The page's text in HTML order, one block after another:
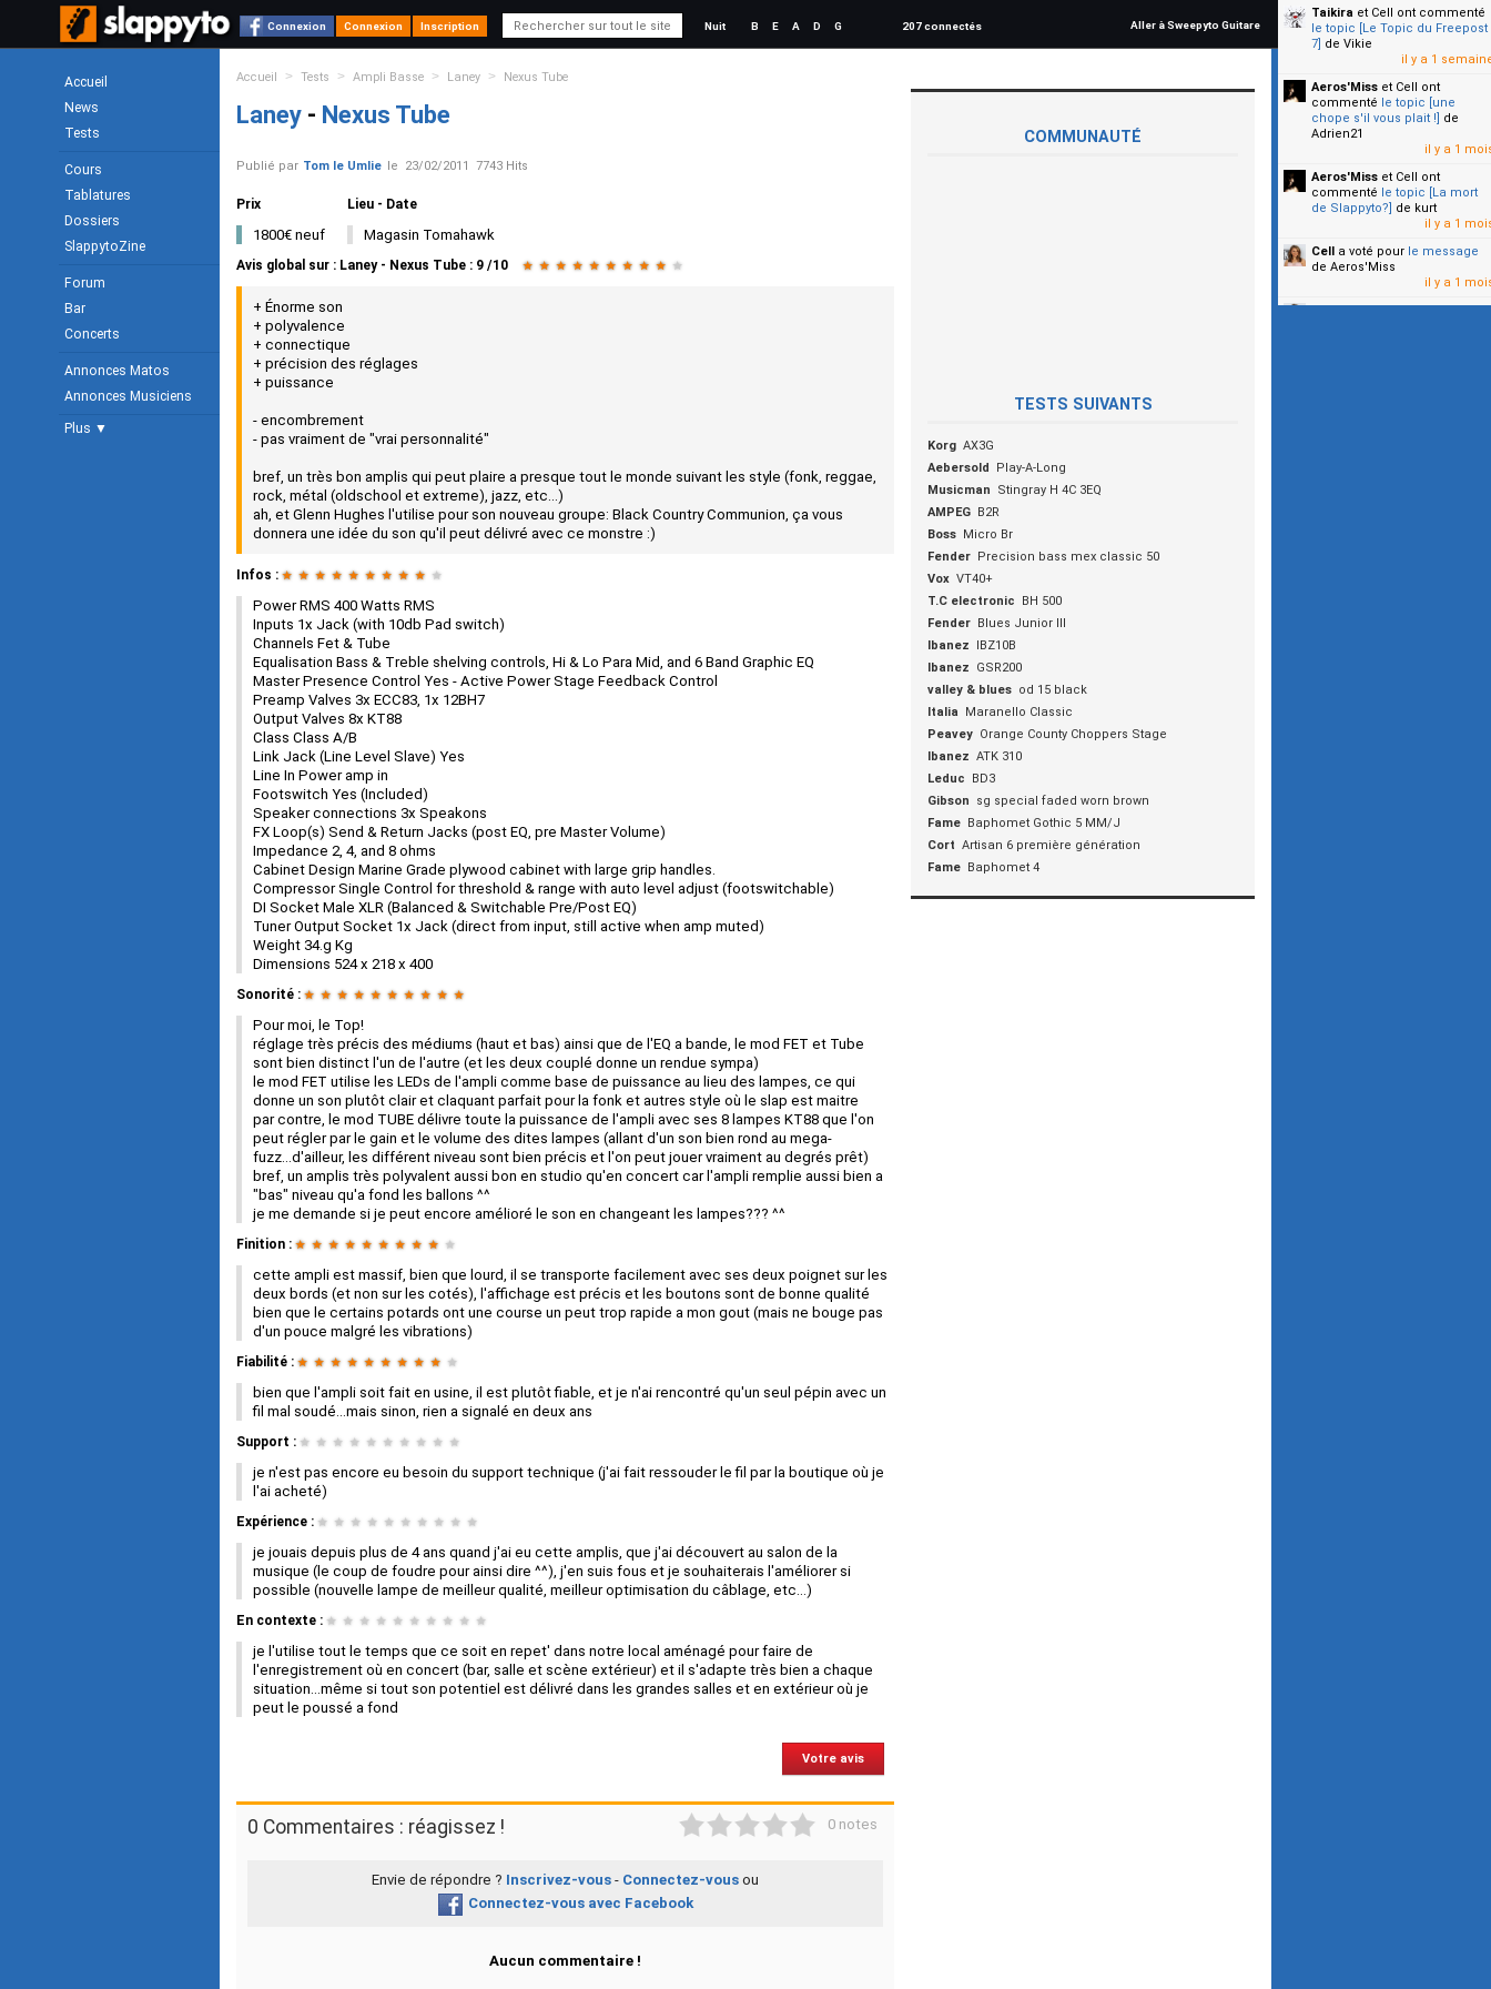
Connexion Connexion Inscription Nuit B E A D G 207 connectés Aller à Sweepyto Guitare
Accueil
News
Tests
Cours
Tablatures
Dossiers
SlappytoZine
Forum
Bar
Concerts
Annonces Matos
Annonces Musiciens
Plus ▼
Accueil > Tests > Ampli Basse > Laney > Nexus Tube
Laney - Nexus Tube
Publié par Tom le Umlie le 23/02/2011 7743 Hits
Prix
1800€ neuf
Lieu - Date
Magasin Tomahawk
Avis global sur : Laney - Nexus Tube : 9 /10 ★ ★ ★ ★ ★ ★ ★ ★ ★ ★
+ Énorme son
+ polyvalence
+ connectique
+ précision des réglages
+ puissance
- encombrement
- pas vraiment de "vrai personnalité"
bref, un très bon amplis qui peut plaire a presque tout le monde suivant les style (fonk, reggae,
rock, métal (oldschool et extreme), jazz, etc...)
ah, et Glenn Hughes l'utilise pour son nouveau groupe: Black Country Communion, ça vous
donnera une idée du son qu'il peut délivré avec ce monstre :)
Infos : ★ ★ ★ ★ ★ ★ ★ ★ ★ ★
Power RMS 400 Watts RMS
Inputs 1x Jack (with 10db Pad switch)
Channels Fet & Tube
Equalisation Bass & Treble shelving controls, Hi & Lo Para Mid, and 6 Band Graphic EQ
Master Presence Control Yes - Active Power Stage Feedback Control
Preamp Valves 3x ECC83, 1x 12BH7
Output Valves 8x KT88
Class Class A/B
Link Jack (Line Level Slave) Yes
Line In Power amp in
Footswitch Yes (Included)
Speaker connections 3x Speakons
FX Loop(s) Send & Return Jacks (post EQ, pre Master Volume)
Impedance 2, 4, and 8 ohms
Cabinet Design Marine Grade plywood cabinet with large grip handles.
Compressor Single Control for threshold & range with auto level adjust (footswitchable)
DI Socket Male XLR (Balanced & Switchable Pre/Post EQ)
Tuner Output Socket 1x Jack (direct from input, still active when amp muted)
Weight 34.g Kg
Dimensions 524 x 218 x 400
Sonorité : ★ ★ ★ ★ ★ ★ ★ ★ ★ ★
Pour moi, le Top!
réglage très précis des médiums (haut et bas) ainsi que de l'EQ a bande, le mod FET et Tube
sont bien distinct l'un de l'autre (et les deux couplé donne un rendue sympa)
le mod FET utilise les LEDs de l'ampli comme base de puissance au lieu des lampes, ce qui
donne un son plutôt clair et claquant parfait pour la fonk et autres style où le slap est maitre
par contre, le mod TUBE délivre toute la puissance de l'ampli avec ses 8 lampes KT88 que l'on
peut régler par le gain et le volume des dites lampes (allant d'un son bien rond au mega-
fuzz...d'ailleur, les différent niveau sont bien précis et l'on peut jouer vraiment au degrés prêt)
bref, un amplis très polyvalent aussi bon en studio qu'en concert car l'ampli remplie aussi bien a
"bas" niveau qu'a fond les ballons ^^
je me demande si je peut encore amélioré le son en changeant les lampes??? ^^
Finition : ★ ★ ★ ★ ★ ★ ★ ★ ★ ★
cette ampli est massif, bien que lourd, il se transporte facilement avec ses deux poignet sur les
deux bords (et non sur les cotés), l'affichage est précis et les boutons sont de bonne qualité
bien que le certains potards ont une course un peut trop rapide a mon gout (mais ne bouge pas
d'un pouce malgré les vibrations)
Fiabilité : ★ ★ ★ ★ ★ ★ ★ ★ ★ ★
bien que l'ampli soit fait en usine, il est plutôt fiable, et je n'ai rencontré qu'un seul pépin avec un
fil mal soudé...mais sinon, rien a signalé en deux ans
Support : ★ ★ ★ ★ ★ ★ ★ ★ ★ ★
je n'est pas encore eu besoin du support technique (j'ai fait ressouder le fil par la boutique où je
l'ai acheté)
Expérience : ★ ★ ★ ★ ★ ★ ★ ★ ★ ★
je jouais depuis plus de 4 ans quand j'ai eu cette amplis, que j'ai découvert au salon de la
musique (le coup de foudre pour ainsi dire ^^), j'en suis fous et je souhaiterais l'améliorer si
possible (nouvelle lampe de meilleur qualité, meilleur optimisation du câblage, etc...)
En contexte : ★ ★ ★ ★ ★ ★ ★ ★ ★ ★
je l'utilise tout le temps que ce soit en repet' dans notre local aménagé pour faire de
l'enregistrement où en concert (bar, salle et scène extérieur) et il s'adapte très bien a chaque
situation...même si tout son potentiel est délivré dans les grandes salles et en extérieur où je
peut le poussé a fond
Votre avis
0 Commentaires : réagissez ! 0 notes
Envie de répondre ? Inscrivez-vous - Connectez-vous ou
Connectez-vous avec Facebook
Aucun commentaire !
COMMUNAUTÉ
TESTS SUIVANTS
Korg AX3G
Aebersold
Play-A-Long
Musicman
Stingray H 4C 3EQ
AMPEG B2R
Boss Micro Br
Fender Precision bass mex classic 50
Vox VT40+
T.C electronic
BH 500
Fender Blues Junior III
Ibanez
IBZ10B
Ibanez
GSR200
valley & blues od 15 black
Italia
Maranello Classic
Peavey Orange County Choppers Stage
Ibanez ATK 310
Leduc
BD3
Gibson
sg special faded worn brown
Fame Baphomet Gothic 5 MM/J
Cort Artisan 6 première génération
Fame Baphomet 4
Taikira et Cell ont commenté
le topic [Le Topic du Freepost
7] de Vikie
il y a 1
Aeros'Miss et Cell ont
commenté le topic [une
chope s'il vous plait !] de
Adrien21
il y a 1
Aeros'Miss et Cell ont
commenté le topic [La mort
de Slappyto?] de kurt
il y a 1
Cell a voté pour le message
de Aeros'Miss
il y a 1
Cella voté pourle message